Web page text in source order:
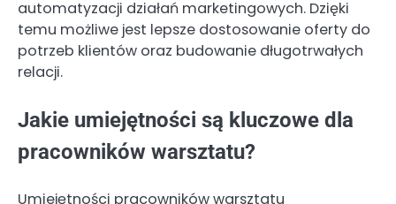
automatyzacji działań marketingowych. Dzięki
temu możliwe jest lepsze dostosowanie oferty do
potrzeb klientów oraz budowanie długotrwałych
relacji.
Jakie umiejętności są kluczowe dla
pracowników warsztatu?
Umiejętności pracowników warsztatu